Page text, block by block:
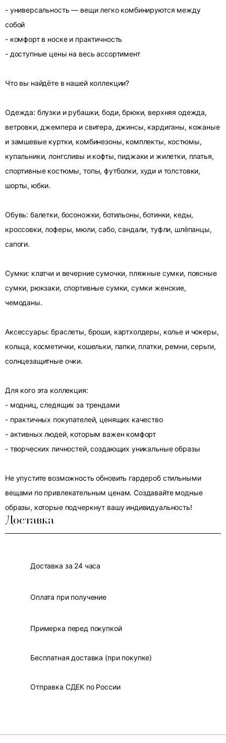
- универсальность — вещи легко комбинируются между
собой
- комфорт в носке и практичность
- доступные цены на весь ассортимент
Что вы найдёте в нашей коллекции?
Одежда: блузки и рубашки, боди, брюки, верхняя одежда,
ветровки, джемпера и свитера, джинсы, кардиганы, кожаные
и замшевые куртки, комбинезоны, комплекты, костюмы,
купальники, лонгсливы и кофты, пиджаки и жилетки, платья,
спортивные костюмы, топы, футболки, худи и толстовки,
шорты, юбки.
Обувь: балетки, босоножки, ботильоны, ботинки, кеды,
кроссовки, лоферы, мюли, сабо, сандали, туфли, шлёпанцы,
сапоги.
Сумки: клатчи и вечерние сумочки, пляжные сумки, поясные
сумки, рюкзаки, спортивные сумки, сумки женские,
чемоданы.
Аксессуары: браслеты, броши, картхолдеры, колье и чокеры,
кольца, косметички, кошельки, папки, платки, ремни, серьги,
солнцезащитные очки.
Для кого эта коллекция:
- модниц, следящих за трендами
- практичных покупателей, ценящих качество
- активных людей, которым важен комфорт
- творческих личностей, создающих уникальные образы
Не упустите возможность обновить гардероб стильными
вещами по привлекательным ценам. Создавайте модные
образы, которые подчеркнут вашу индивидуальность!
Доставка
Доставка за 24 часа
Оплата при получение
Примерка перед покупкой
Бесплатная доставка (при покупке)
Отправка СДЕК по России